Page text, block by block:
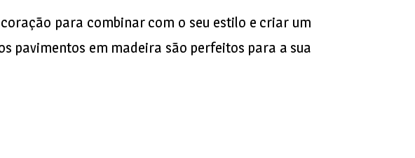
para combinar com o seu estilo e criar um
pavimentos em madeira são perfeitos para a sua